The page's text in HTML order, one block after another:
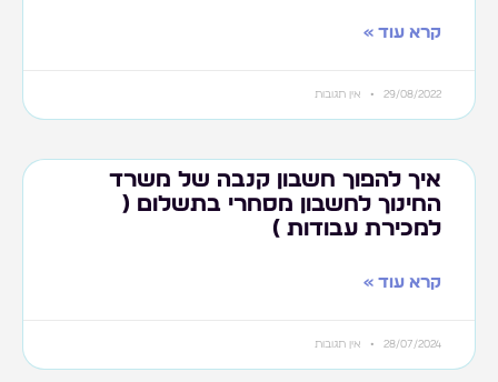
קרא עוד »
29/08/2022 אין תגובות
איך להפוך חשבון קנבה של משרד
החינוך לחשבון מסחרי בתשלום (
למכירת עבודות )
קרא עוד »
28/07/2024 אין תגובות